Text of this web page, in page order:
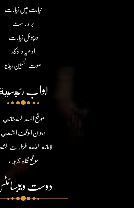
نیابت میں زیارت
براہ راست
ورچوئل زیارت
ادعیہ و اذکار
صوت الحسین ریڈیو
ابواب
موقع السيد السيستاني
ديوان الوقف الشيعي
الامانة العامة للمزارات
موقع قناة كربلاء
دوست